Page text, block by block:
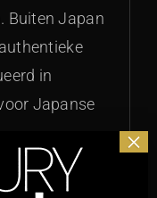
Buiten Japan
in
Japanse